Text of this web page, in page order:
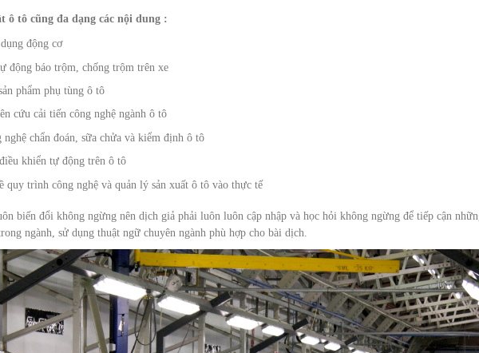
tô cũng đa dạng các nội dung :
động cơ
động báo trộm, chống trộm trên xe
phẩm phụ tùng ô tô
cứu cải tiến công nghệ ngành ô tô
chẩn đoán, sữa chửa và kiểm định ô tô
khiển tự động trên ô tô
quy trình công nghệ và quản lý sản xuất ô tô vào thực tế
biến đổi không ngừng nên dịch giả phải luôn luôn cập nhập và học hỏi không ngừng để tiếp cận
ngành, sử dụng thuật ngữ chuyên ngành phù hợp cho bài dịch.